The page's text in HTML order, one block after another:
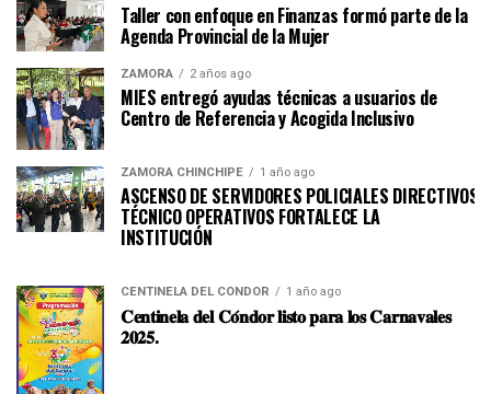
Taller con enfoque en Finanzas formó parte de la
Agenda Provincial de la Mujer
ZAMORA 2 años ago
MIES entregó ayudas técnicas a usuarios de
Centro de Referencia y Acogida Inclusivo
ZAMORA CHINCHIPE 1 año ago
ASCENSO DE SERVIDORES POLICIALES DIRECTIVOS Y
TÉCNICO OPERATIVOS FORTALECE LA
CENTINELA DEL CÓNDOR 1 año ago
𝐂𝐞𝐧𝐭𝐢𝐧𝐞𝐥𝐚 𝐝𝐞𝐥 𝐂𝐨́𝐧𝐝𝐨𝐫 𝐥𝐢𝐬𝐭𝐨 𝐩𝐚𝐫𝐚 𝐥𝐨𝐬 𝐂𝐚𝐫𝐧𝐚𝐯𝐚𝐥𝐞𝐬
𝟐𝟎𝟐𝟓.